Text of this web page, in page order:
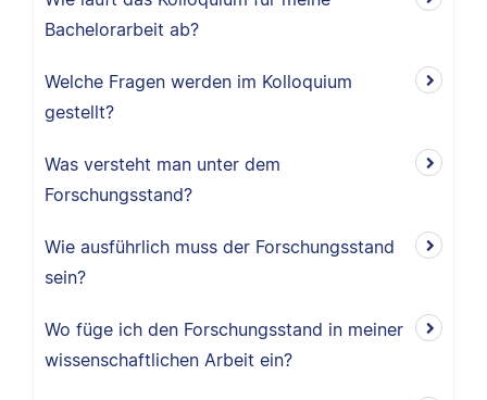
Bachelorarbeit ab?
Welche Fragen werden im Kolloquium
gestellt?
Was versteht man unter dem
Forschungsstand?
Wie ausführlich muss der Forschungsstand
sein?
Wo füge ich den Forschungsstand in meiner
wissenschaftlichen Arbeit ein?